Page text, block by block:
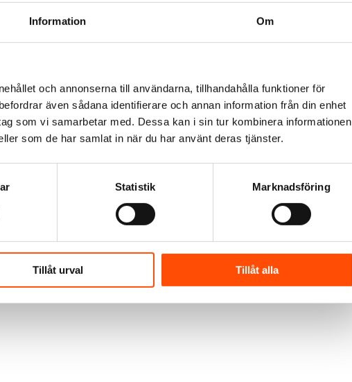
Information Om
och annonserna till användarna, tillhandahålla funktioner för
även sådana identifierare och annan information från din enhet
som vi samarbetar med. Dessa kan i sin tur kombinera informationen
som de har samlat in när du har använt deras tjänster.
Statistik Marknadsföring
Tillåt urval Tillåt alla